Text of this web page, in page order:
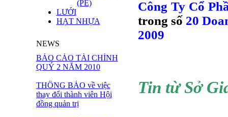
(PE)
LƯỚI
HẠT NHỰA
NEWS
BÁO CÁO TÀI CHÍNH
QUÝ 2 NĂM 2010
THÔNG BÁO về việc
thay đổi thành viên Hội
đồng quản trị
Công Ty Cổ
trong số 20
2009
Tin từ Sở